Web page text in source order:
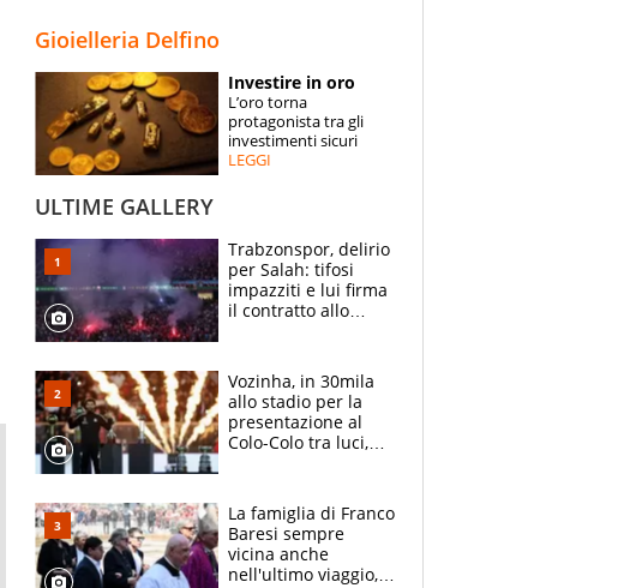
ESPERTI
CONTATTI
Gioielleria Delfino
Investire in oro
L’oro torna
protagonista tra gli
investimenti sicuri
LEGGI
ULTIME GALLERY
Trabzonspor, delirio
per Salah: tifosi
impazziti e lui firma
il contratto allo
Vozinha, in 30mila
allo stadio per la
presentazione al
Colo-Colo tra luci,
La famiglia di Franco
Baresi sempre
vicina anche
nell'ultimo viaggio,